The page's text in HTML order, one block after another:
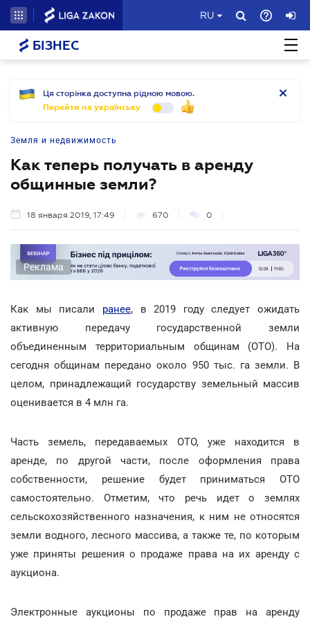
RU
БІЗНЕС
Ця сторінка доступна рідною мовою.
Перейти на українську
Земля и недвижимость
Как теперь получать в аренду
общинные земли?
18 января 2019, 17:49 670 0
Реклама
Как мы писали ранее, в 2019 году следует ожидать
активную передачу государственной земли
объединенным территориальным общинам (ОТО). На
сегодня общинам передано около 950 тыс. га земли. В
целом, принадлежащий государству земельный массив
оценивается в 4 млн га.
Часть земель, передаваемых ОТО, уже находится в
аренде, по другой части, после оформления права
собственности, решение будет приниматься ОТО
самостоятельно. Отметим, что речь идет о землях
сельскохозяйственного назначения, к ним не относятся
земли водного, лесного массива, а также те, по которым
уже приняты решения о продаже права на их аренду с
аукциона.
Электронные аукционы по продаже прав на аренду